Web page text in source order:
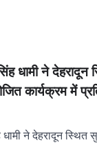
धामी ने देहरादून
कार्यक्रम में
ने देहरादून स्थित